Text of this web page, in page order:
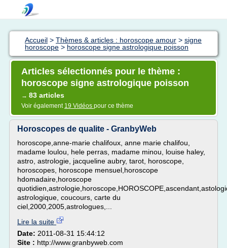
Accueil > Thèmes & articles : horoscope amour > signe
horoscope > horoscope signe astrologique poisson
Articles sélectionnés pour le thème :
horoscope signe astrologique poisson
→ 83 articles
Voir également 19 Vidéos pour ce thème
Horoscopes de qualite - GranbyWeb
horoscope,anne-marie chalifoux, anne marie chalifou,
madame loulou, hele perras, madame minou, louise haley,
astro, astrologie, jacqueline aubry, tarot, horoscope,
horoscopes, horoscope mensuel,horoscope
hdomadaire,horoscope
astrologique, coucours, carte du
ciel,2000,2005,astrologues,...
Lire la suite
Date: 2011-08-31 15:44:12
Site : http://www.granbyweb.com